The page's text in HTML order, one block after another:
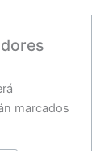
marcados